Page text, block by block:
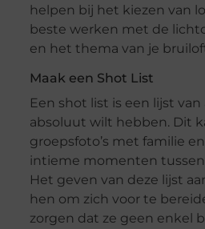
helpen bij het kiezen van
beste werken met de
en het thema van je
Maak een Shot List
Een shot list is een lijst van
absoluut wilt hebben. Dit
groepsfoto’s met familie
intieme momenten
Het geven van deze lijst
hen om zich voor te
zorgen dat ze geen enkel